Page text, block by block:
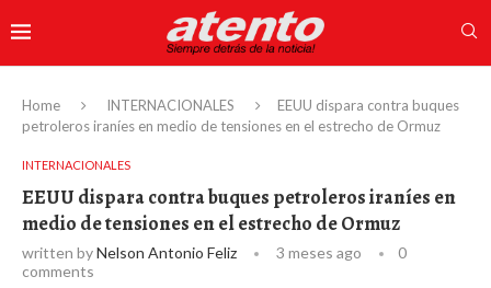
Home INTERNACIONALES
EEUU dispara contra buques
petroleros iraníes en medio de tensiones en el estrecho de Ormuz
INTERNACIONALES
EEUU dispara contra buques petroleros iraníes en
medio de tensiones en el estrecho de Ormuz
written byNelson Antonio Feliz 3 meses ago
0
comments